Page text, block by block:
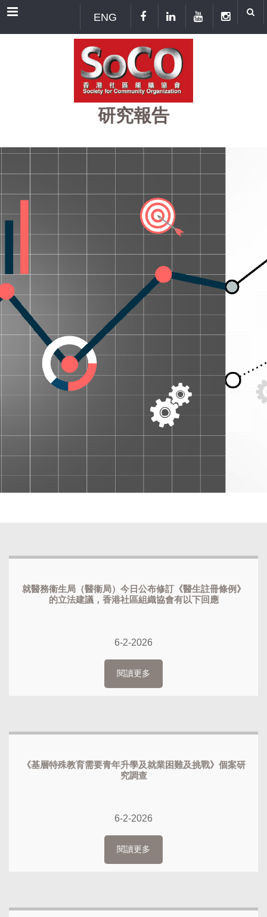
Menu ENG
研究報告
就醫務衞生局（醫衞局）今日公布修訂《醫生註冊條例》
的立法建議，香港社區組織協會有以下回應
6-2-2026
閱讀更多
《基層特殊教育需要青年升學及就業困難及挑戰》個案研
究調查
6-2-2026
閱讀更多